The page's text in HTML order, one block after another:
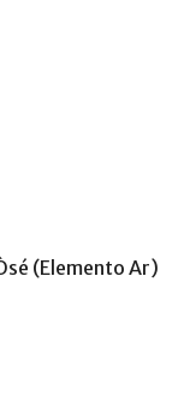
(Elemento Ar)